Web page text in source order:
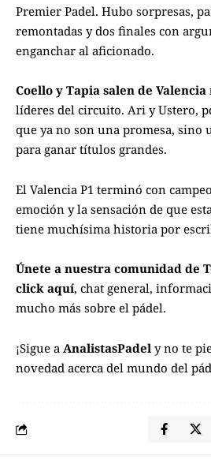
Premier Padel. Hubo sorpresas,
remontadas y dos finales con
enganchar al aficionado.
Coello y Tapia salen de
líderes del circuito. Ari y Ustero,
que ya no son una promesa, sino
para ganar títulos grandes.
El Valencia P1 terminó con
emoción y la sensación de que
tiene muchísima historia por
Únete a nuestra comunidad de
click aquí, chat general,
mucho más sobre el pádel.
¡Sigue a AnalistasPadel y no te
novedad acerca del mundo del